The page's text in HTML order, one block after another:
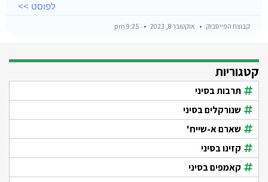
לפוסט >>
קבוצת הפייסבוק אוקטובר 8, 2023
קטגוריות
תרבות בסיני
שנורקלים בסיני
שארם א-שייח'
קזינו בסיני
קאמפים בסיני